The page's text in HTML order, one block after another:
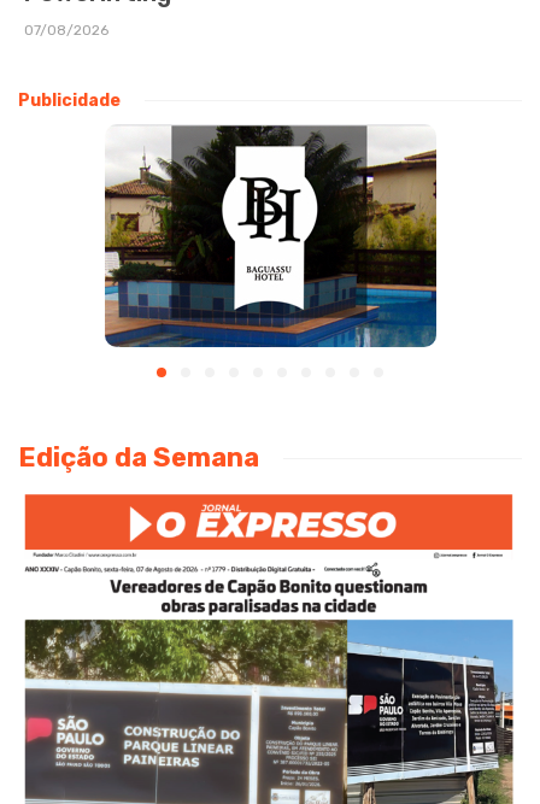
07/08/2026
Publicidade
Edição da Semana